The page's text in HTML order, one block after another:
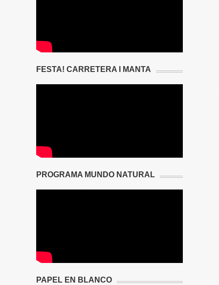
FESTA! CARRETERA I MANTA
PROGRAMA MUNDO NATURAL
PAPEL EN BLANCO